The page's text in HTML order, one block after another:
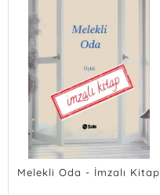
Melekli Oda - İmzalı Kitap